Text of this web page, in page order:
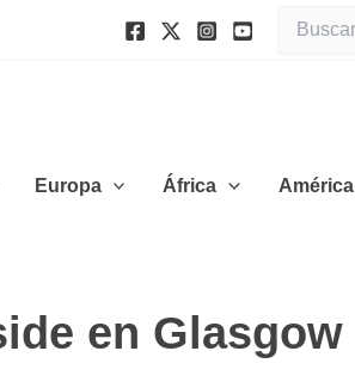
por:
Europa África América
en Glasgow